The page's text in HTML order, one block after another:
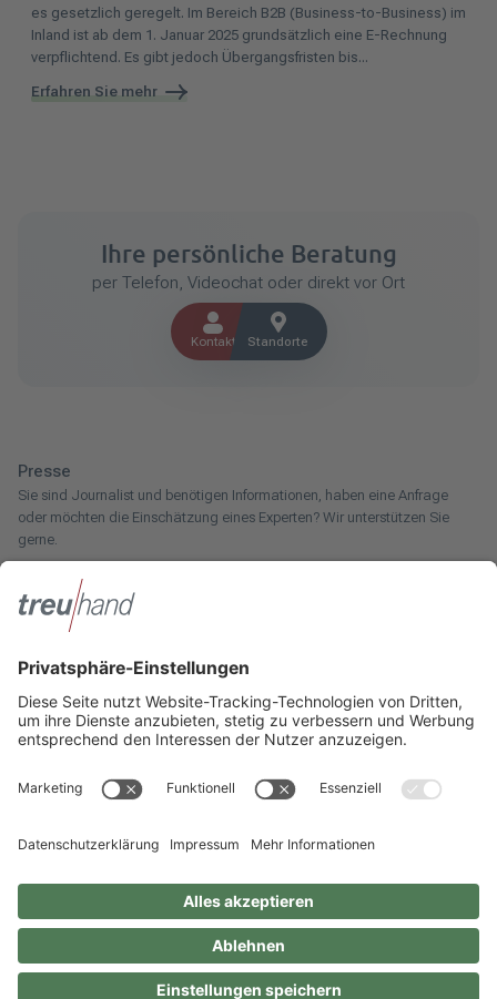
es gesetzlich geregelt. Im Bereich B2B (Business-to-Business) im
Inland ist ab dem 1. Januar 2025 grundsätzlich eine E-Rechnung
verpflichtend. Es gibt jedoch Übergangsfristen bis...
Erfahren Sie mehr
Ihre persönliche Beratung
per Telefon, Videochat oder direkt vor Ort
Kontakt Standorte
Presse
Sie sind Journalist und benötigen Informationen, haben eine Anfrage
oder möchten die Einschätzung eines Experten? Wir unterstützen Sie
gerne.
Innotax
forstwirtschaftlichen Betrieb oder kommen aus dem Handwerk und
suchen einen Steuerberater? Bei der Innotax bieten wir Ihnen individuelle
Beratung für jede Lebensphase.
Die Innotax kennenlernen
Social Media
Sie uns einfach auf unseren Social-Media-Kanälen.
Impressum
© 2026 Treuhand Hannover Steuerberatung und Wirtschaftsberatung für